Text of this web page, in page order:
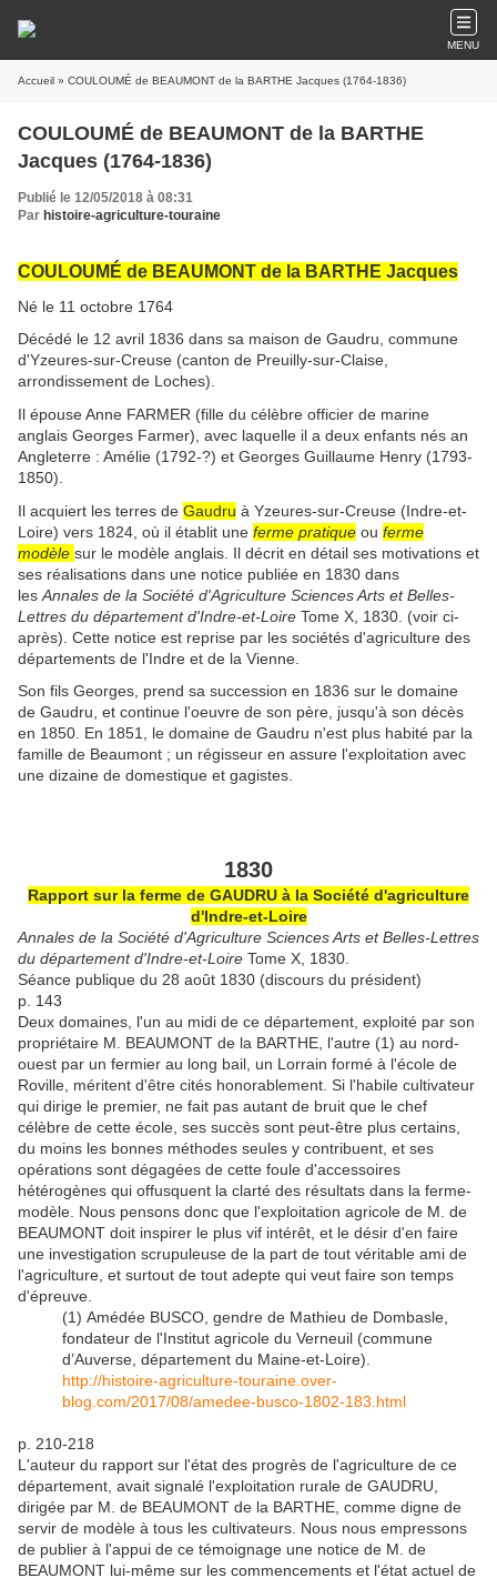
MENU
Accueil » COULOUMÉ de BEAUMONT de la BARTHE Jacques (1764-1836)
COULOUMÉ de BEAUMONT de la BARTHE
Jacques (1764-1836)
Publié le 12/05/2018 à 08:31
Par histoire-agriculture-touraine
COULOUMÉ de BEAUMONT de la BARTHE Jacques
Né le 11 octobre 1764
Décédé le 12 avril 1836 dans sa maison de Gaudru, commune
d'Yzeures-sur-Creuse (canton de Preuilly-sur-Claise,
arrondissement de Loches).
Il épouse Anne FARMER (fille du célèbre officier de marine
anglais Georges Farmer), avec laquelle il a deux enfants nés an
Angleterre : Amélie (1792-?) et Georges Guillaume Henry (1793-
1850).
Il acquiert les terres de Gaudru à Yzeures-sur-Creuse (Indre-et-
Loire) vers 1824, où il établit une ferme pratique ou ferme
modèle sur le modèle anglais. Il décrit en détail ses motivations et
ses réalisations dans une notice publiée en 1830 dans
les Annales de la Société d'Agriculture Sciences Arts et Belles-
Lettres du département d'Indre-et-Loire Tome X, 1830. (voir ci-
après). Cette notice est reprise par les sociétés d'agriculture des
départements de l'Indre et de la Vienne.
Son fils Georges, prend sa succession en 1836 sur le domaine
de Gaudru, et continue l'oeuvre de son père, jusqu'à son décès
en 1850. En 1851, le domaine de Gaudru n'est plus habité par la
famille de Beaumont ; un régisseur en assure l'exploitation avec
une dizaine de domestique et gagistes.
1830
Rapport sur la ferme de GAUDRU à la Société d'agriculture
d'Indre-et-Loire
Annales de la Société d'Agriculture Sciences Arts et Belles-Lettres
du département d'Indre-et-Loire Tome X, 1830.
Séance publique du 28 août 1830 (discours du président)
p. 143
Deux domaines, l'un au midi de ce département, exploité par son
propriétaire M. BEAUMONT de la BARTHE, l'autre (1) au nord-
ouest par un fermier au long bail, un Lorrain formé à l'école de
Roville, méritent d'être cités honorablement. Si l'habile cultivateur
qui dirige le premier, ne fait pas autant de bruit que le chef
célèbre de cette école, ses succès sont peut-être plus certains,
du moins les bonnes méthodes seules y contribuent, et ses
opérations sont dégagées de cette foule d'accessoires
hétérogènes qui offusquent la clarté des résultats dans la ferme-
modèle. Nous pensons donc que l'exploitation agricole de M. de
BEAUMONT doit inspirer le plus vif intérêt, et le désir d'en faire
une investigation scrupuleuse de la part de tout véritable ami de
l'agriculture, et surtout de tout adepte qui veut faire son temps
d'épreuve.
(1) Amédée BUSCO, gendre de Mathieu de Dombasle,
fondateur de l'Institut agricole du Verneuil (commune
d’Auverse, département du Maine-et-Loire).
http://histoire-agriculture-touraine.over-
blog.com/2017/08/amedee-busco-1802-183.html
p. 210-218
L'auteur du rapport sur l'état des progrès de l'agriculture de ce
département, avait signalé l'exploitation rurale de GAUDRU,
dirigée par M. de BEAUMONT de la BARTHE, comme digne de
servir de modèle à tous les cultivateurs. Nous nous empressons
de publier à l'appui de ce témoignage une notice de M. de
BEAUMONT lui-même sur les commencements et l'état actuel de